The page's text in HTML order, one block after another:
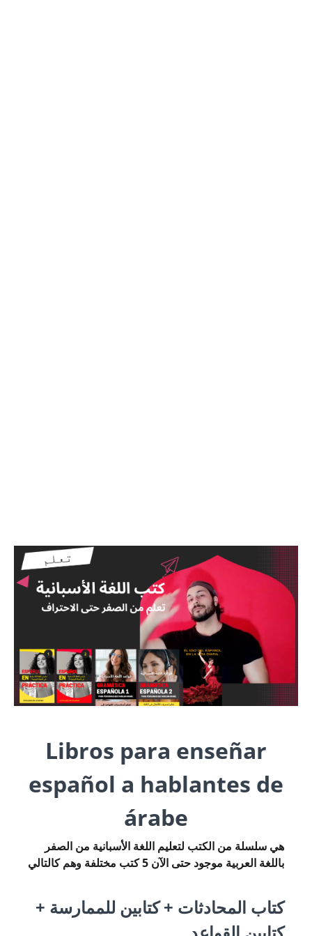
Libros para enseñar
español a hablantes de
árabe
هي سلسلة من الكتب لتعليم اللغة الأسبانية من الصفر
باللغة العربية موجود حتى الآن 5 كتب مختلفة وهم كالتالي
كتاب المحادثات + كتابين للممارسة +